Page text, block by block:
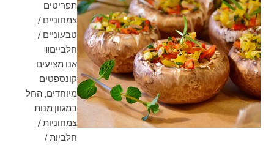
תפריטים
צמחוניים /
טבעוניים /
חלביים!!!
אנו מציעים
קונספטים
מיוחדים, החל
במגוון מנות
צמחוניות /
חלביות /